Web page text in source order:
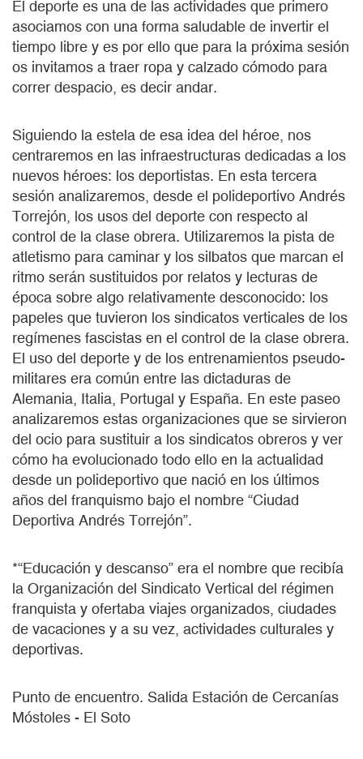
El deporte es una de las actividades que primero
asociamos con una forma saludable de invertir el
tiempo libre y es por ello que para la próxima sesión
os invitamos a traer ropa y calzado cómodo para
correr despacio, es decir andar.
Siguiendo la estela de esa idea del héroe, nos
centraremos en las infraestructuras dedicadas a los
nuevos héroes: los deportistas. En esta tercera
sesión analizaremos, desde el polideportivo Andrés
Torrejón, los usos del deporte con respecto al
control de la clase obrera. Utilizaremos la pista de
atletismo para caminar y los silbatos que marcan el
ritmo serán sustituidos por relatos y lecturas de
época sobre algo relativamente desconocido: los
papeles que tuvieron los sindicatos verticales de los
regímenes fascistas en el control de la clase obrera.
El uso del deporte y de los entrenamientos pseudo-
militares era común entre las dictaduras de
Alemania, Italia, Portugal y España. En este paseo
analizaremos estas organizaciones que se sirvieron
del ocio para sustituir a los sindicatos obreros y ver
cómo ha evolucionado todo ello en la actualidad
desde un polideportivo que nació en los últimos
años del franquismo bajo el nombre “Ciudad
Deportiva Andrés Torrejón”.
*“Educación y descanso” era el nombre que recibía
la Organización del Sindicato Vertical del régimen
franquista y ofertaba viajes organizados, ciudades
de vacaciones y a su vez, actividades culturales y
deportivas.
Punto de encuentro. Salida Estación de Cercanías
Móstoles - El Soto